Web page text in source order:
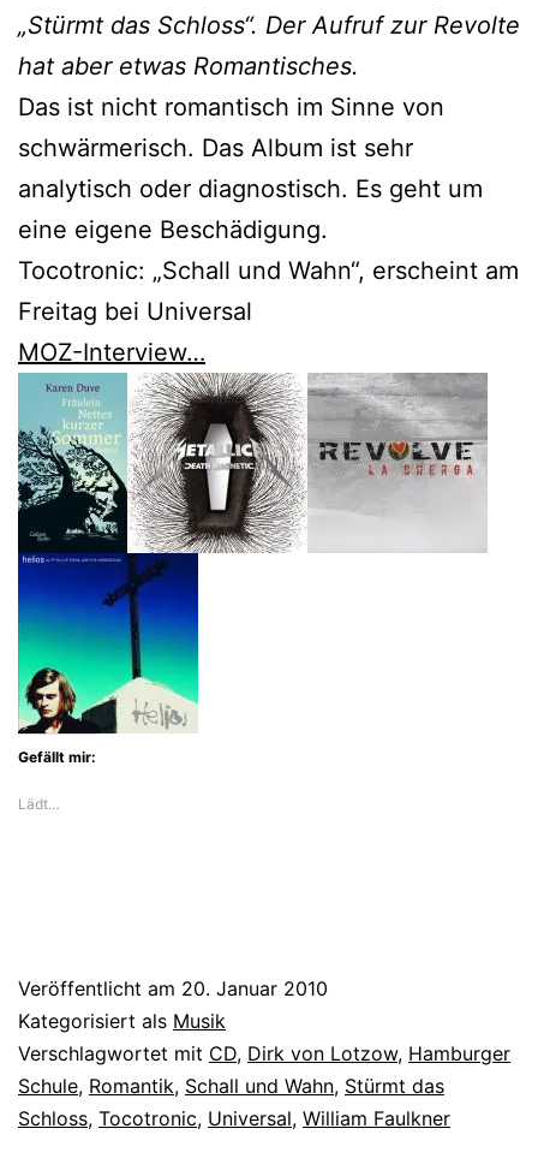
„Stürmt das Schloss“. Der Aufruf zur Revolte
hat aber etwas Romantisches.
Das ist nicht romantisch im Sinne von
schwärmerisch. Das Album ist sehr
analytisch oder diagnostisch. Es geht um
eine eigene Beschädigung.
Tocotronic: „Schall und Wahn“, erscheint am
Freitag bei Universal
MOZ-Interview…
Gefällt mir:
Lädt…
Veröffentlicht am 20. Januar 2010
Kategorisiert als Musik
Verschlagwortet mit CD, Dirk von Lotzow, Hamburger
Schule, Romantik, Schall und Wahn, Stürmt das
Schloss, Tocotronic, Universal, William Faulkner